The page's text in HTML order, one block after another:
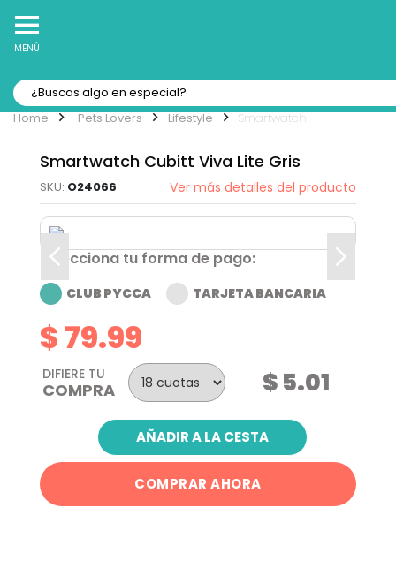
MENÚ
Pets Lovers Lifestyle Smartwatch
Smartwatch Cubitt Viva Lite Gris
O24066 Ver más detalles del producto
Selecciona tu forma de pago:
CLUB PYCCA TARJETA BANCARIA
$ 79.99
DIFIERE TU
COMPRA $ 5.01
AÑADIR A LA CESTA
COMPRAR